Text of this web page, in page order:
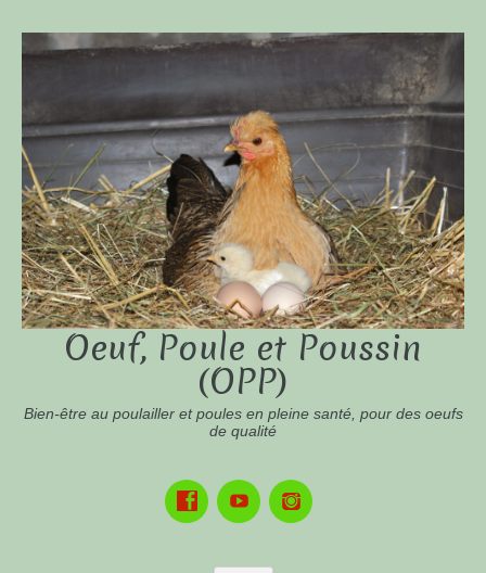
Oeuf, Poule et Poussin
(OPP)
Bien-être au poulailler et poules en pleine santé, pour des oeufs
de qualité